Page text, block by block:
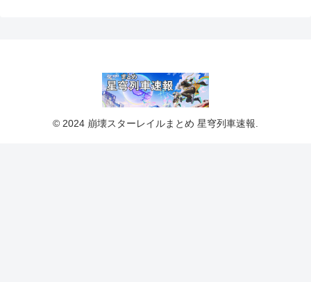
© 2024 崩壊スターレイルまとめ 星穹列車速報.